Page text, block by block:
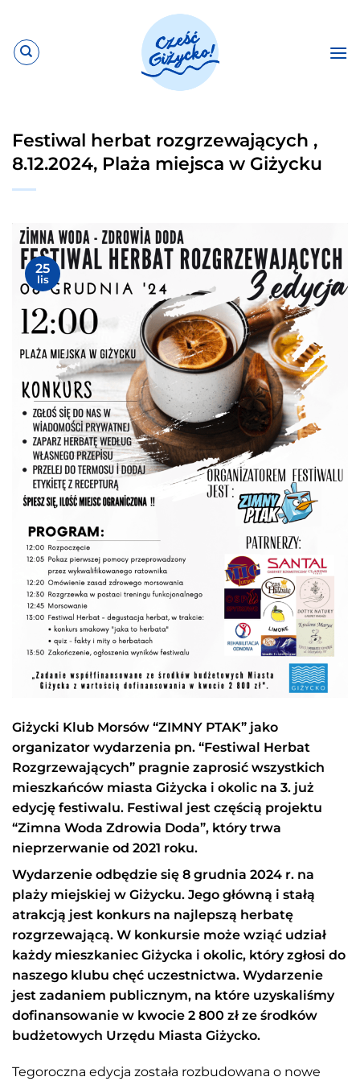
zawartości
Festiwal herbat rozgrzewających ,
8.12.2024, Plaża miejsca w Giżycku
25
lis
Giżycki Klub Morsów “ZIMNY PTAK” jako
organizator wydarzenia pn. “Festiwal Herbat
Rozgrzewających” pragnie zaprosić wszystkich
mieszkańców miasta Giżycka i okolic na 3. już
edycję festiwalu. Festiwal jest częścią projektu
“Zimna Woda Zdrowia Doda”, który trwa
nieprzerwanie od 2021 roku.
Wydarzenie odbędzie się 8 grudnia 2024 r. na
plaży miejskiej w Giżycku. Jego główną i stałą
atrakcją jest konkurs na najlepszą herbatę
rozgrzewającą. W konkursie może wziąć udział
każdy mieszkaniec Giżycka i okolic, który zgłosi do
naszego klubu chęć uczestnictwa. Wydarzenie
jest zadaniem publicznym, na które uzyskaliśmy
dofinansowanie w kwocie 2 800 zł ze środków
budżetowych Urzędu Miasta Giżycko.
Tegoroczna edycja została rozbudowana o nowe